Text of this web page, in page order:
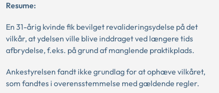
Resume:
En 31-årig kvinde fik bevilget revalideringsydelse på det
vilkår, at ydelsen ville blive inddraget ved længere tids
afbrydelse, f.eks. på grund af manglende praktikplads.
Ankestyrelsen fandt ikke grundlag for at ophæve vilkåret,
som fandtes i overensstemmelse med gældende regler.